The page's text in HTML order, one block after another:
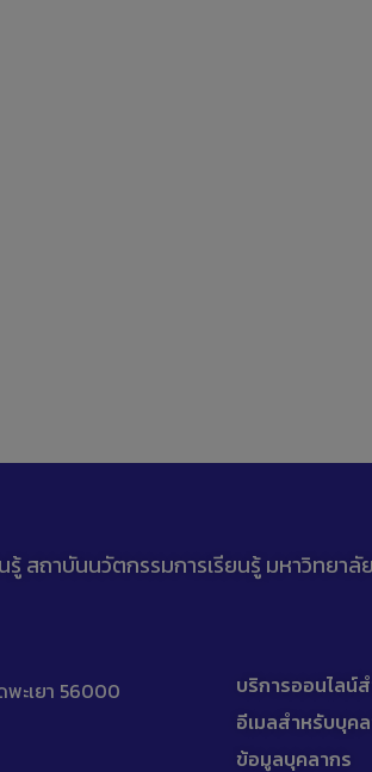
สถาบันนวัตกรรมการเรียนรู้ มหาวิทยาลั
พะเยา 56000
บริการออนไลน์
อีเมลสำหรับบุค
ข้อมูลบุคลากร